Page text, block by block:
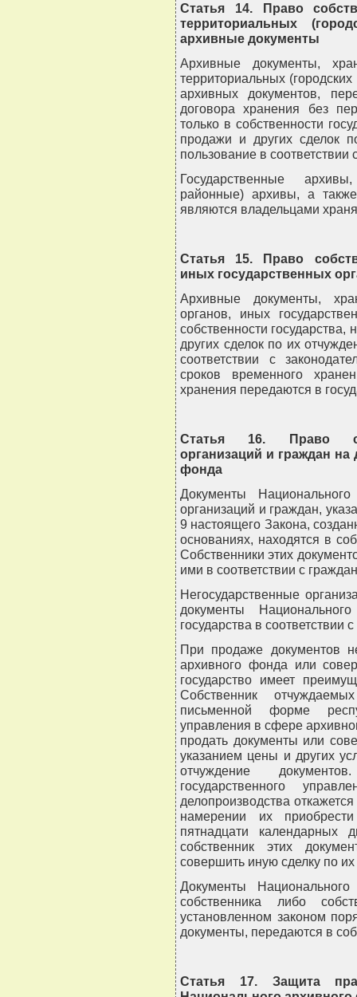
Статья 14. Право
территориальных
архивные документы
Архивные документы,
территориальных
архивных документов,
договора хранения без
только в собственности
продажи и других сделок
пользование в соответствии
Государственные
районные) архивы, а
являются владельцами
Статья 15. Право
иных государственных
Архивные документы,
органов, иных
собственности
других сделок по их
соответствии с
сроков временного
хранения передаются в
Статья 16. Право
организаций и граждан
фонда
Документы
организаций и граждан,
9 настоящего Закона,
основаниях, находятся в
Собственники этих
ими в соответствии с
Негосударственные
документы
государства в соответствии
При продаже документов
архивного фонда или
государство имеет
Собственник
письменной форме
управления в сфере
продать документы или
указанием цены и других
отчуждение
государственного
делопроизводства
намерении их
пятнадцати календарных
собственник этих
совершить иную сделку по
Документы
собственника либо
установленном законом
документы, передаются в
Статья 17. Защита